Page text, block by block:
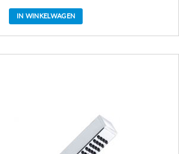
IN WINKELWAGEN